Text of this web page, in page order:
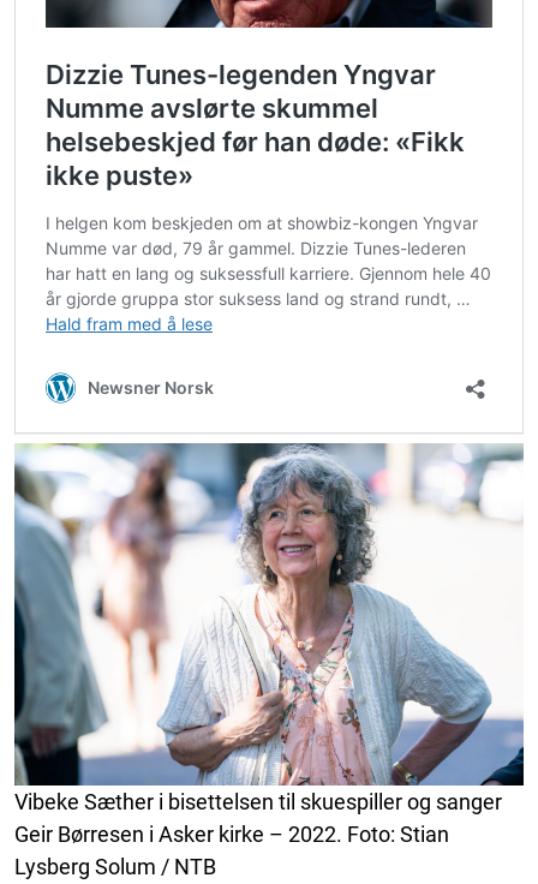
Vibeke Sæther i bisettelsen til skuespiller og sanger
Geir Børresen i Asker kirke – 2022. Foto: Stian
Lysberg Solum / NTB